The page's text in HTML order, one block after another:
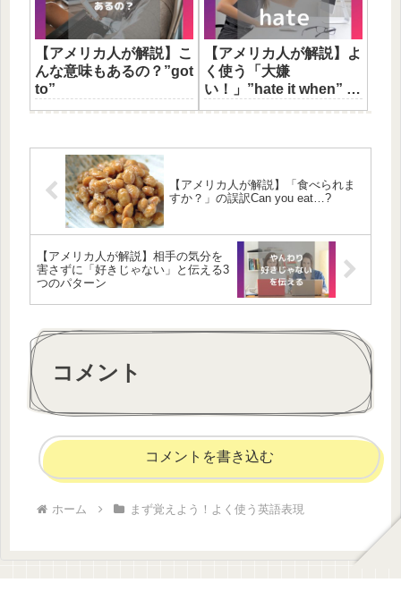
【アメリカ人が解説】こ
んな意味もあるの？”got
to”
【アメリカ人が解説】よ
く使う「大嫌
い！」”hate it when” と
いう表現３パターン
【アメリカ人が解説】「食べられま
すか？」の誤訳Can you eat…?
【アメリカ人が解説】相手の気分を
害さずに「好きじゃない」と伝える3
つのパターン
コメント
コメントを書き込む
ホーム まず覚えよう！よく使う英語表現